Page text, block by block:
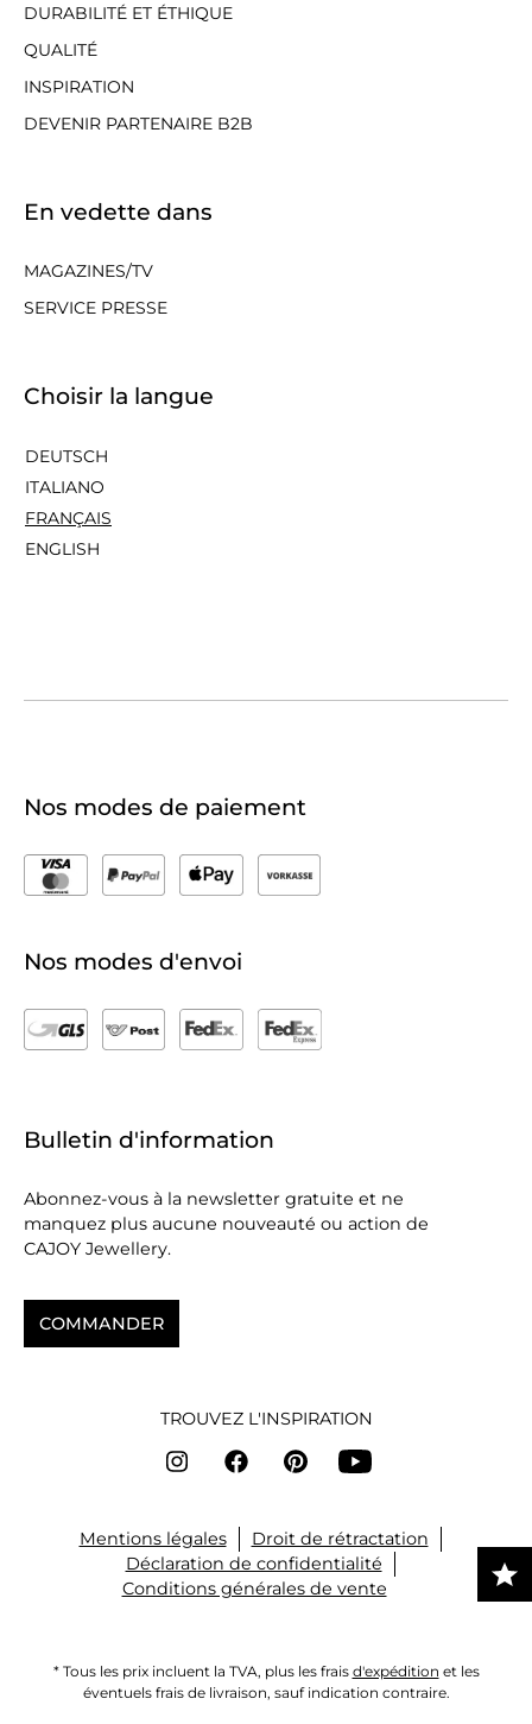
DURABILITÉ ET ÉTHIQUE
QUALITÉ
INSPIRATION
DEVENIR PARTENAIRE B2B
En vedette dans
MAGAZINES/TV
SERVICE PRESSE
Choisir la langue
DEUTSCH
ITALIANO
FRANÇAIS
ENGLISH
Nos modes de paiement
Nos modes d'envoi
Bulletin d'information
Abonnez-vous à la newsletter gratuite et ne
manquez plus aucune nouveauté ou action de
CAJOY Jewellery.
COMMANDER
TROUVEZ L'INSPIRATION
Mentions légales
Droit de rétractation
Déclaration de confidentialité
Conditions générales de vente
* Tous les prix incluent la TVA, plus les frais d'expédition et les
éventuels frais de livraison, sauf indication contraire.